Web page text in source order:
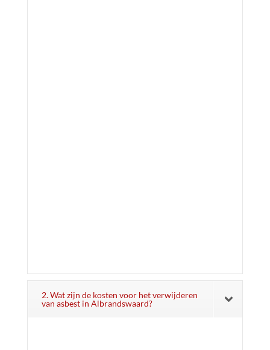
2. Wat zijn de kosten voor het verwijderen
van asbest in Albrandswaard?